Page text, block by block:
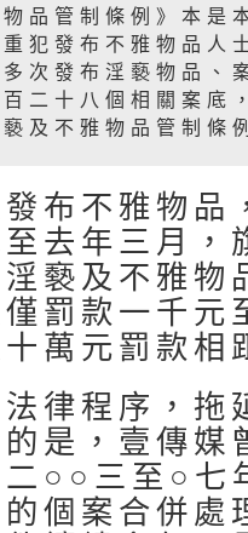
物品管制條例》本是
犯發布不雅物品人
次發布淫褻物品、
二十八個相關案底
及不雅物品管制條
布不雅物品
去年三月，
褻及不雅物
罰款一千元
萬元罰款相
律程序，拖
是，壹傳媒
○○三至○七
個案合併處